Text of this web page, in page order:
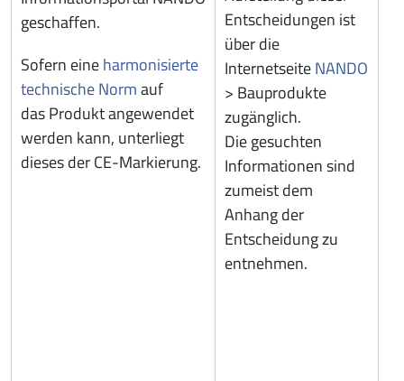
geschaffen.
Sofern eineharmonisierte
technische Normauf
das Produkt angewendet
werden kann, unterliegt
dieses der CE-Markierung.
Entscheidungen ist
über die
InternetseiteNANDO
> Bauprodukte
zugänglich.
Die gesuchten
Informationen sind
zumeist dem
Anhang der
Entscheidung zu
entnehmen.